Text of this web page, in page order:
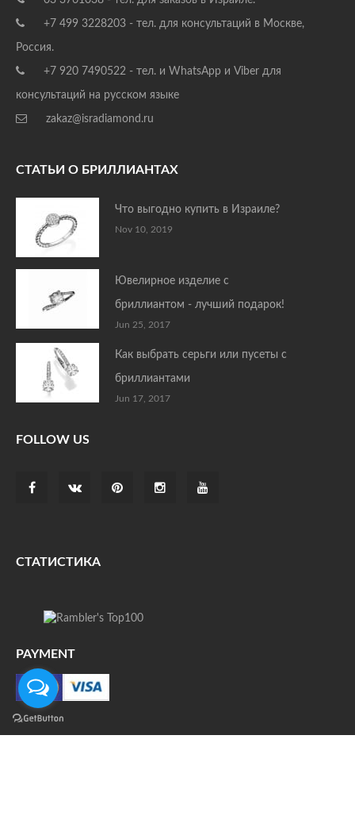
+7 499 3228203 - тел. для консультаций в Москве,
Россия.
+7 920 7490522 - тел. и WhatsApp и Viber для
консультаций на русском языке
zakaz@isradiamond.ru
СТАТЬИ О БРИЛЛИАНТАХ
Что выгодно купить в Израиле?
Nov 10, 2019
Ювелирное изделие с
бриллиантом - лучший подарок!
Jun 25, 2017
Как выбрать серьги или пусеты с
бриллиантами
Jun 17, 2017
FOLLOW US
СТАТИСТИКА
PAYMENT